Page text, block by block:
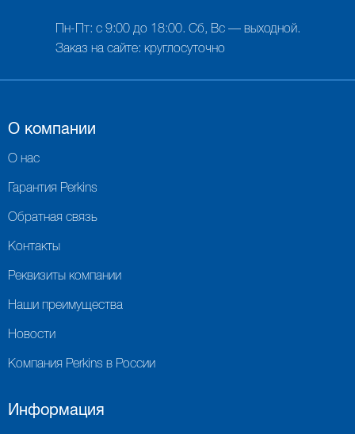
Пн-Пт: с 9:00 до 18:00. Сб, Вс — выходной.
Заказ на сайте: круглосуточно
О компании
О нас
Гарантия Perkins
Обратная связь
Контакты
Реквизиты компании
Наши преимущества
Новости
Компания Perkins в России
Информация